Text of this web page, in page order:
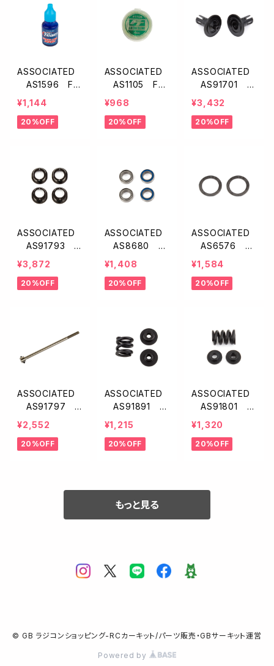
ASSOCIATED
AS1596 FT
ネジロック剤【ブ
ルー/ミディア
ム】
¥1,144
20%OFF
ASSOCIATED
AS1105 FT
グリーンスライム
ブ】
¥968
20%OFF
ASSOCIATED
AS91701 デ
フアウトドライブ
【B6系】
¥3,432
20%OFF
ASSOCIATED
AS91793
アルミ製デフハ
イトインサート・
ブラック【B6.1/6.
¥3,872
20%OFF
ASSOCIATED
AS8680 F
T ベアリング【5
x8x2.5mm・4ケ
入】
¥1,408
20%OFF
ASSOCIATED
AS6576 F
T プレシジョン
デフリング【2.6
0:1/B4/B5系/B
¥1,584
20%OFF
ASSOCIATED
AS91797 F
T チタン製トッ
プシャフトスクリ
ュー【B6.1/B6.
¥2,552
20%OFF
ASSOCIATED
AS91891 H
D スリッパ—ス
プリング・アダプ
ター
¥1,215
20%OFF
ASSOCIATED
AS91801 ス
リッパースプリン
グ【B6.1/B6.2/B
6.3】
¥1,320
20%OFF
もっと見る
© GB ラジコンショッピング-RCカーキット/パーツ販売・GBサーキット運営
Powered by